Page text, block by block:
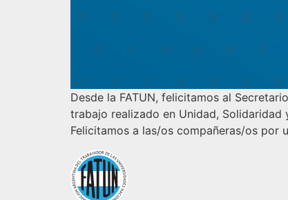
Desde la FATUN, felicitamos al
trabajo realizado en Unidad, Solidaridad
Felicitamos a las/os compañeras/os por